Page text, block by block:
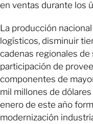
en ventas durante los
La producción
logísticos, disminuir
cadenas regionales
participación de
componentes de
mil millones de
enero de este año
modernización